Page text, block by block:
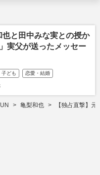
也と田中みな実との授か
実父が送ったメッセー
子ども 恋愛・結婚
亀梨和也 【独占直撃】